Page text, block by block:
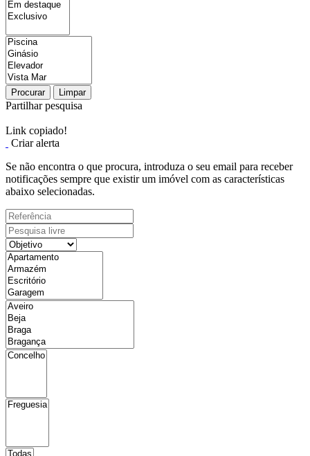
Procurar Limpar
Partilhar pesquisa
Link copiado!
Criar alerta
Se não encontra o que procura, introduza o seu email para receber
notificações sempre que existir um imóvel com as características
abaixo selecionadas.